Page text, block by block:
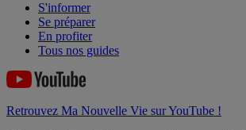
S'informer
Se préparer
En profiter
Tous nos guides
Retrouvez Ma Nouvelle Vie sur YouTube !